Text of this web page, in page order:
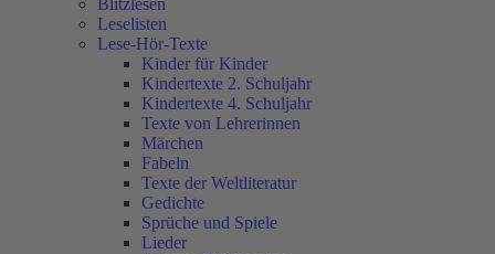
Blitzlesen
Leselisten
Lese-Hör-Texte
Kinder für Kinder
Kindertexte 2. Schuljahr
Kindertexte 4. Schuljahr
Texte von Lehrerinnen
Märchen
Fabeln
Texte der Weltliteratur
Gedichte
Sprüche und Spiele
Lieder